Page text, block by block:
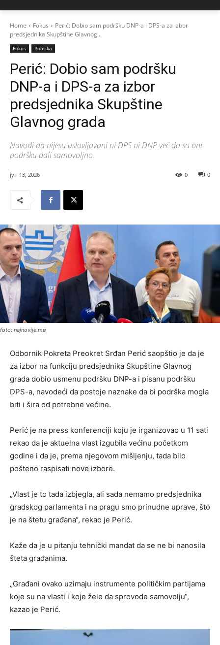
Home Fokus
Perić: Dobio sam podršku DNP-a i DPS-a za izbor
predsjednika Skupštine Glavnog...
Fokus Politika
Perić: Dobio sam podršku
DNP-a i DPS-a za izbor
predsjednika Skupštine
Glavnog grada
Navodi da nijesu uslovljavani ni DPS ni DNP već da su oni
podršku dali samovoljno.
јун 13, 2026 0
0
foto: najnovije.me
Odbornik Pokreta Preokret Srđan Perić saopštio je da je
za izbor na funkciju predsjednika Skupštine Glavnog
grada dobio usmenu podršku DNP-a i pisanu podršku
DPS-a, navodeći da postoje naznake da bi podrška mogla
biti i šira od potrebne većine.
Perić je na press konferenciji koju je irganizovao u 11 sati
rekao da je aktuelna vlast izgubila većinu početkom
godine i da je, prema njegovom mišljenju, tada bilo
pošteno raspisati nove izbore.
„Vlast je to tada izbjegla, ali sada nemamo predsjednika
gradskog parlamenta i na pragu smo prinudne uprave, što
je na štetu građana“, rekao je Perić.
Kaže da je u pitanju tehnički mandat da se ne bi nanosila
šteta građanima.
„Građani ovako uzimaju instrumente političkim partijama
koje su na vlasti i koje žele da sprovode samovolju“,
kazao je Perić.